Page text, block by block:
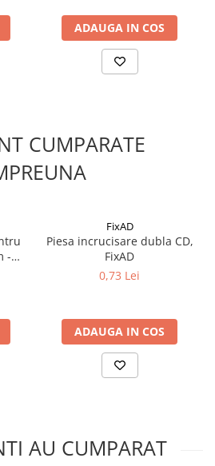
ADAUGA IN COS
CUMPARATE
-
FixAD
Piesa incrucisare dubla CD,
FixAD
0,73 Lei
ADAUGA IN COS
AU CUMPARAT